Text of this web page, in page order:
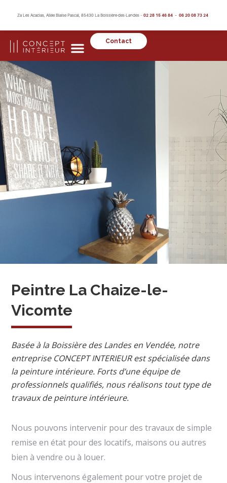
Za Les Acacias, Allée Blaise Pascal, 85430 La Boissière-des-Landes – 02 28 15 46 84 – 06 20 08 73 24
Contact
Peintre La Chaize-le-
Vicomte
Basée à la Boissière des Landes en Vendée, notre
entreprise CONCEPT INTERIEUR est spécialisée dans
la peinture intérieure. Forts d’une équipe de
professionnels qualifiés, nous réalisons tout type de
travaux de peinture intérieure.
Nous pouvons intervenir pour des travaux de simple
remise en état pour des locatifs, maisons ou autres
bien à vendre ou à louer.
Nous intervenons également pour votre projet de